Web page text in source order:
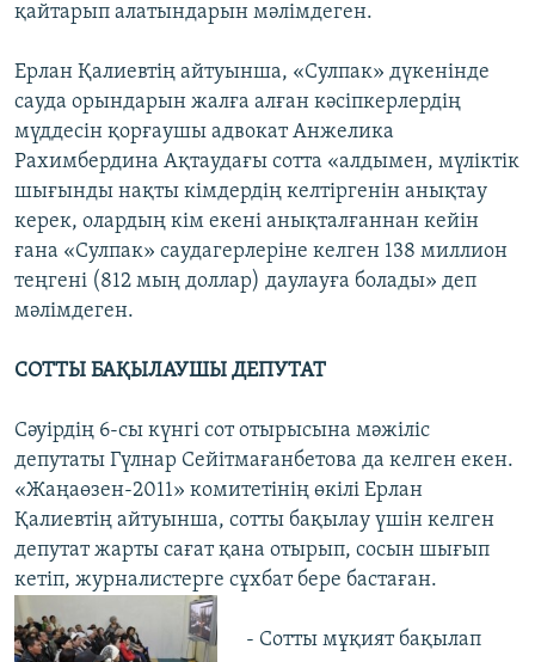
қайтарып алатындарын мәлімдеген.
Ерлан Қалиевтің айтуынша, «Сулпак» дүкенінде
сауда орындарын жалға алған кәсіпкерлердің
мүддесін қорғаушы адвокат Анжелика
Рахимбердина Ақтаудағы сотта «алдымен, мүліктік
шығынды нақты кімдердің келтіргенін анықтау
керек, олардың кім екені анықталғаннан кейін
ғана «Сулпак» саудагерлеріне келген 138 миллион
теңгені (812 мың доллар) даулауға болады» деп
мәлімдеген.
СОТТЫ БАҚЫЛАУШЫ ДЕПУТАТ
Сәуірдің 6-сы күнгі сот отырысына мәжіліс
депутаты Гүлнар Сейітмағанбетова да келген екен.
«Жаңаөзен-2011» комитетінің өкілі Ерлан
Қалиевтің айтуынша, сотты бақылау үшін келген
депутат жарты сағат қана отырып, сосын шығып
кетіп, журналистерге сұхбат бере бастаған.
- Сотты мұқият бақылап